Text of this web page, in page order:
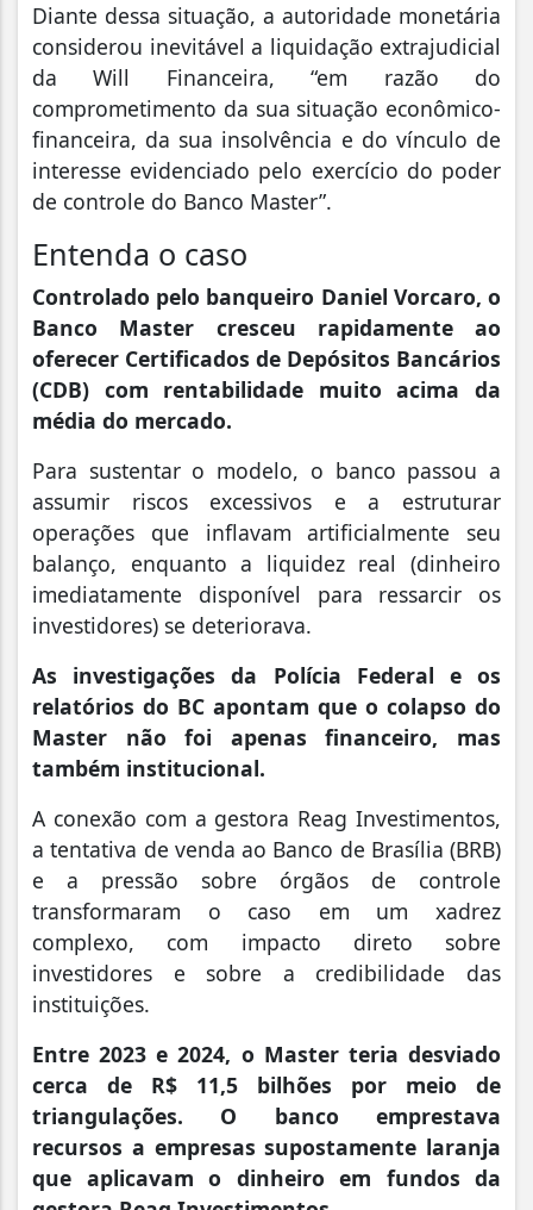
Diante dessa situação, a autoridade monetária
considerou inevitável a liquidação extrajudicial
da Will Financeira, “em razão do
comprometimento da sua situação econômico-
financeira, da sua insolvência e do vínculo de
interesse evidenciado pelo exercício do poder
de controle do Banco Master”.
Entenda o caso
Controlado pelo banqueiro Daniel Vorcaro, o
Banco Master cresceu rapidamente ao
oferecer Certificados de Depósitos Bancários
(CDB) com rentabilidade muito acima da
média do mercado.
Para sustentar o modelo, o banco passou a
assumir riscos excessivos e a estruturar
operações que inflavam artificialmente seu
balanço, enquanto a liquidez real (dinheiro
imediatamente disponível para ressarcir os
investidores) se deteriorava.
As investigações da Polícia Federal e os
relatórios do BC apontam que o colapso do
Master não foi apenas financeiro, mas
também institucional.
A conexão com a gestora Reag Investimentos,
a tentativa de venda ao Banco de Brasília (BRB)
e a pressão sobre órgãos de controle
transformaram o caso em um xadrez
complexo, com impacto direto sobre
investidores e sobre a credibilidade das
instituições.
Entre 2023 e 2024, o Master teria desviado
cerca de R$ 11,5 bilhões por meio de
triangulações. O banco emprestava
recursos a empresas supostamente laranja
que aplicavam o dinheiro em fundos da